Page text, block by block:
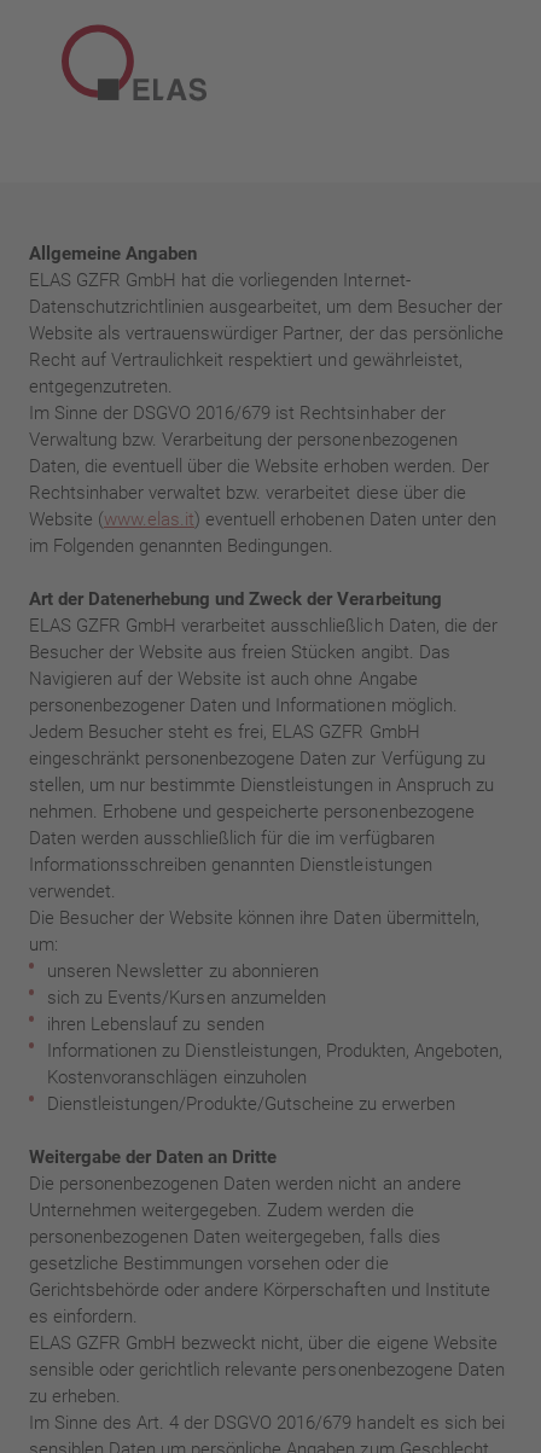
Allgemeine Angaben
ELAS GZFR GmbH hat die vorliegenden Internet-
Datenschutzrichtlinien ausgearbeitet, um dem Besucher der
Website als vertrauenswürdiger Partner, der das persönliche
Recht auf Vertraulichkeit respektiert und gewährleistet,
entgegenzutreten.
Im Sinne der DSGVO 2016/679 ist Rechtsinhaber der
Verwaltung bzw. Verarbeitung der personenbezogenen
Daten, die eventuell über die Website erhoben werden. Der
Rechtsinhaber verwaltet bzw. verarbeitet diese über die
Website (www.elas.it) eventuell erhobenen Daten unter den
im Folgenden genannten Bedingungen.
Art der Datenerhebung und Zweck der Verarbeitung
ELAS GZFR GmbH verarbeitet ausschließlich Daten, die der
Besucher der Website aus freien Stücken angibt. Das
Navigieren auf der Website ist auch ohne Angabe
personenbezogener Daten und Informationen möglich.
Jedem Besucher steht es frei, ELAS GZFR GmbH
eingeschränkt personenbezogene Daten zur Verfügung zu
stellen, um nur bestimmte Dienstleistungen in Anspruch zu
nehmen. Erhobene und gespeicherte personenbezogene
Daten werden ausschließlich für die im verfügbaren
Informationsschreiben genannten Dienstleistungen
verwendet.
Die Besucher der Website können ihre Daten übermitteln,
um:
unseren Newsletter zu abonnieren
sich zu Events/Kursen anzumelden
ihren Lebenslauf zu senden
Informationen zu Dienstleistungen, Produkten, Angeboten,
Kostenvoranschlägen einzuholen
Dienstleistungen/Produkte/Gutscheine zu erwerben
Weitergabe der Daten an Dritte
Die personenbezogenen Daten werden nicht an andere
Unternehmen weitergegeben. Zudem werden die
personenbezogenen Daten weitergegeben, falls dies
gesetzliche Bestimmungen vorsehen oder die
Gerichtsbehörde oder andere Körperschaften und Institute
es einfordern.
ELAS GZFR GmbH bezweckt nicht, über die eigene Website
sensible oder gerichtlich relevante personenbezogene Daten
zu erheben.
Im Sinne des Art. 4 der DSGVO 2016/679 handelt es sich bei